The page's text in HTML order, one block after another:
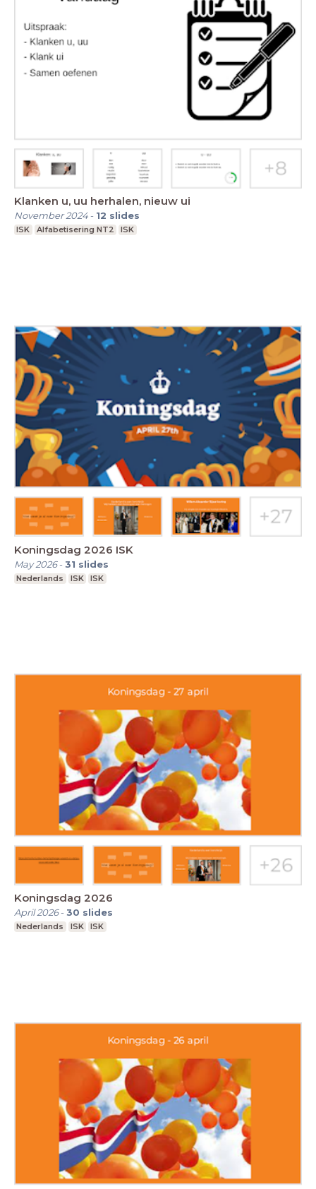
Klanken u, uu herhalen, nieuw ui
November 2024- 12 slides
ISK Alfabetisering NT2 ISK
Koningsdag 2026 ISK
May 2026-31 slides
Nederlands ISK ISK
Koningsdag 2026
April 2026-30 slides
Nederlands ISK ISK